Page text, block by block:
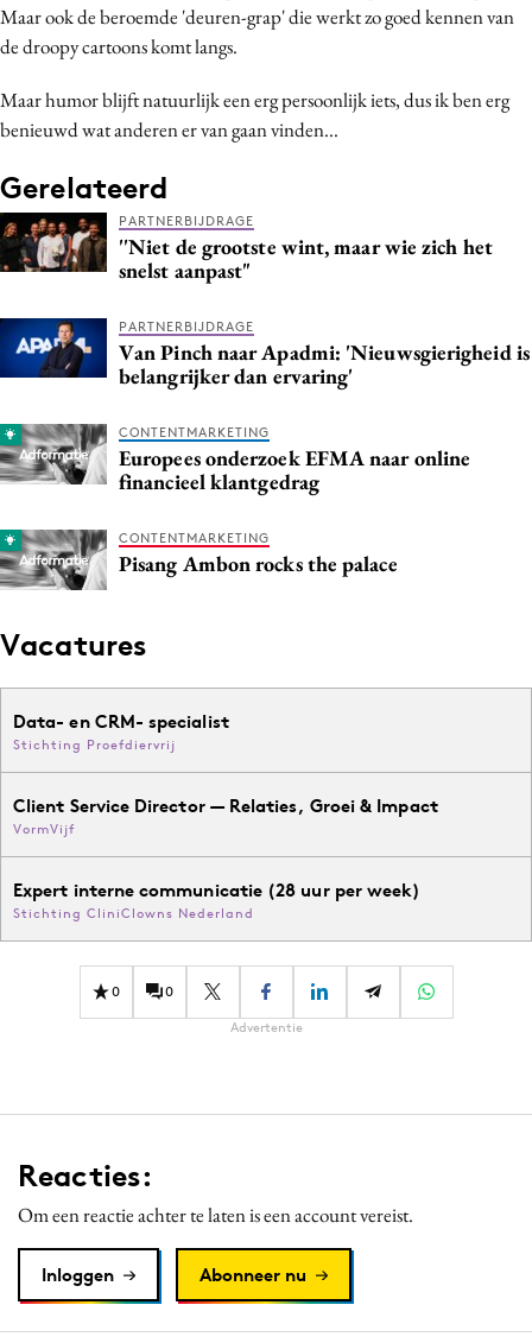
Martech
Media
Merkstrategie
PR
Purpose Marketing
Reputatie & crisis
Maar ook de beroemde 'deuren-grap' die werkt zo goed kennen van
de droopy cartoons komt langs.
Maar humor blijft natuurlijk een erg persoonlijk iets, dus ik ben erg
benieuwd wat anderen er van gaan vinden...
Gerelateerd
PARTNERBIJDRAGE
''Niet de grootste wint, maar wie zich het
snelst aanpast"
PARTNERBIJDRAGE
Van Pinch naar Apadmi: 'Nieuwsgierigheid is
belangrijker dan ervaring'
CONTENTMARKETING
Europees onderzoek EFMA naar online
financieel klantgedrag
CONTENTMARKETING
Pisang Ambon rocks the palace
Vacatures
Data- en CRM- specialist
Stichting Proefdiervrij
Client Service Director — Relaties, Groei & Impact
VormVijf
Expert interne communicatie (28 uur per week)
Stichting CliniClowns Nederland
0 0
Advertentie
Reacties:
Om een reactie achter te laten is een account vereist.
Inloggen Abonneer nu